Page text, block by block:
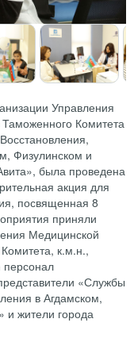
Управления
Комитета
Физулинском и
была проведена
акция для
посвященная 8
приняли
Медицинской
к.м.н.,
«Службы
в Агдамском,
и жители города